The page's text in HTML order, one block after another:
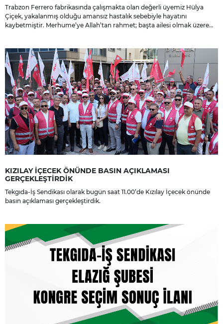
Trabzon Ferrero fabrikasında çalışmakta olan değerli üyemiz Hülya
Çiçek, yakalanmış olduğu amansız hastalık sebebiyle hayatını
kaybetmiştir. Merhume’ye Allah’tan rahmet; başta ailesi olmak üzere
KIZILAY İÇECEK ÖNÜNDE BASIN AÇIKLAMASI
GERÇEKLEŞTİRDİK
Tekgıda-İş Sendikası olarak bugün saat 11.00’de Kızılay İçecek önünde
basın açıklaması gerçekleştirdik.